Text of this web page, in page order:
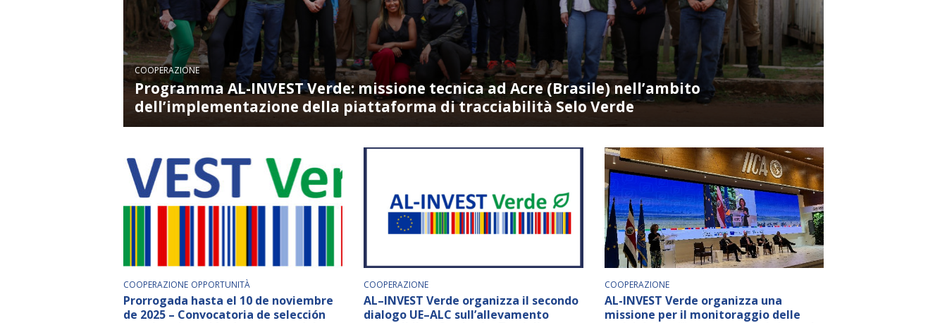
COOPERAZIONE
Programma AL-INVEST Verde: missione tecnica ad Acre (Brasile) nell’ambito
dell’implementazione della piattaforma di tracciabilità Selo Verde
COOPERAZIONE OPPORTUNITÀ
Prorrogada hasta el 10 de noviembre
de 2025 – Convocatoria de selección
COOPERAZIONE
AL–INVEST Verde organizza il secondo
dialogo UE–ALC sull’allevamento
COOPERAZIONE
AL-INVEST Verde organizza una
missione per il monitoraggio delle